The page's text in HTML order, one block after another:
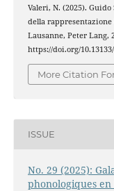
Valeri, N. (2025).
della
Lausanne, Peter Lang,
https://doi.org/
More Citation
ISSUE
No. 29 (2025):
phonologiques